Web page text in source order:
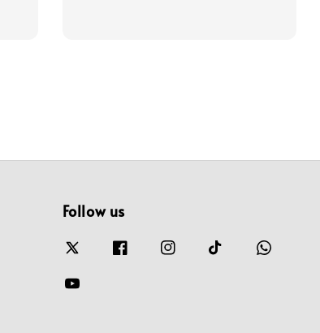
Follow us